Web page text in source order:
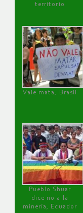
territorio
Vale mata, Brasil
Pueblo Shuar
dice no a la
minería, Ecuador